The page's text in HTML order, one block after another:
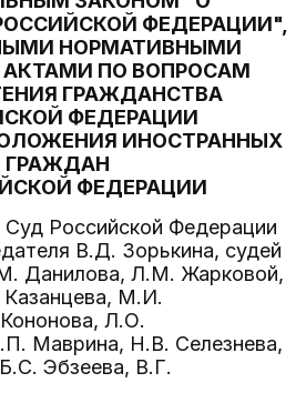
ФЕДЕРАЦИИ",
НОРМАТИВНЫМИ
ПО ВОПРОСАМ
ГРАЖДАНСТВА
ФЕДЕРАЦИИ
ИНОСТРАННЫХ
ГРАЖДАН
ФЕДЕРАЦИИ
Суд Российской Федерации
В.Д. Зорькина, судей
Данилова, Л.М. Жарковой,
М.И.
Л.О.
Маврина, Н.В. Селезнева,
Эбзеева, В.Г.